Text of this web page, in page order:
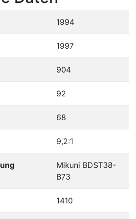
1994
1997
904
92
68
9,2:1
Mikuni BDST38-
B73
1410